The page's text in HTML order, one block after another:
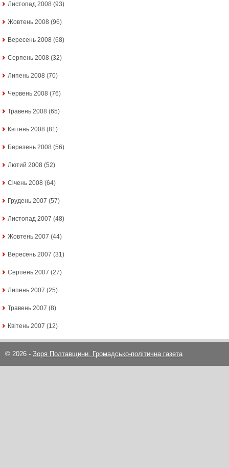
Листопад 2008 (93)
Жовтень 2008 (96)
Вересень 2008 (68)
Серпень 2008 (32)
Липень 2008 (70)
Червень 2008 (76)
Травень 2008 (65)
Квітень 2008 (81)
Березень 2008 (56)
Лютий 2008 (52)
Січень 2008 (64)
Грудень 2007 (57)
Листопад 2007 (48)
Жовтень 2007 (44)
Вересень 2007 (31)
Серпень 2007 (27)
Липень 2007 (25)
Травень 2007 (8)
Квітень 2007 (12)
© 2026 - Зоря Полтавщини. Громадсько-політична газета